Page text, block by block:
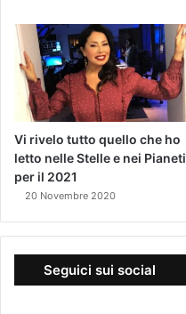
Vi rivelo tutto quello che ho
letto nelle Stelle e nei Pianeti
per il 2021
20 Novembre 2020
Seguici sui social